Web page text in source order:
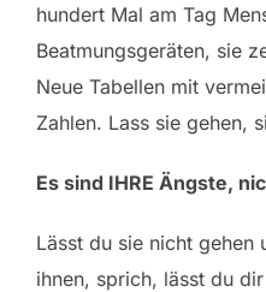
hundert Mal am Tag
Beatmungsgeräten, sie
Neue Tabellen mit
Zahlen. Lass sie gehen,
Es sind IHRE Ängste,
Lässt du sie nicht gehen
ihnen, sprich, lässt du